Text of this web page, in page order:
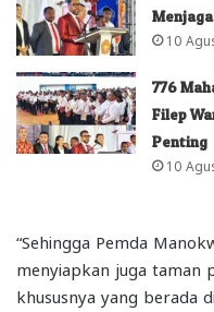
10
776
Filep
Penting
10
“Sehingga Pemda
menyiapkan juga taman
khususnya yang berada